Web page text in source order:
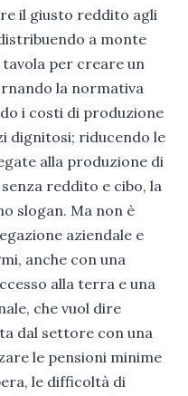
il giusto reddito agli
a monte
per creare un
la normativa
i costi di produzione
dignitosi; riducendo le
alla produzione di
reddito e cibo, la
slogan. Ma non è
aziendale e
anche con una
alla terra e una
che vuol dire
dal settore con una
le pensioni minime
le difficoltà di